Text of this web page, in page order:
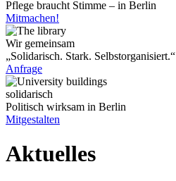
Pflege braucht Stimme – in Berlin
Mitmachen!
Wir gemeinsam
„Solidarisch. Stark. Selbstorganisiert.“
Anfrage
solidarisch
Politisch wirksam in Berlin
Mitgestalten
Aktuelles